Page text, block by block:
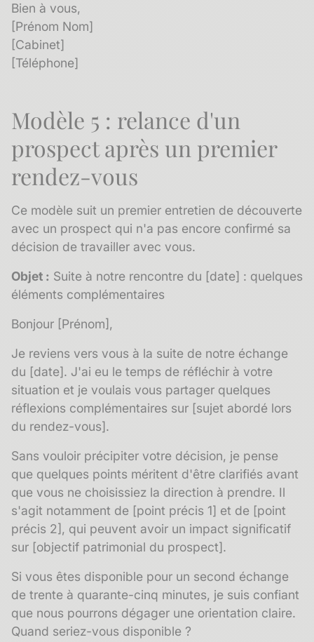
Bien à vous,
[Prénom Nom]
[Cabinet]
[Téléphone]
Modèle 5 : relance d'un
prospect après un premier
rendez-vous
Ce modèle suit un premier entretien de découverte
avec un prospect qui n'a pas encore confirmé sa
décision de travailler avec vous.
Objet : Suite à notre rencontre du [date] : quelques
éléments complémentaires
Bonjour [Prénom],
Je reviens vers vous à la suite de notre échange
du [date]. J'ai eu le temps de réfléchir à votre
situation et je voulais vous partager quelques
réflexions complémentaires sur [sujet abordé lors
du rendez-vous].
Sans vouloir précipiter votre décision, je pense
que quelques points méritent d'être clarifiés avant
que vous ne choisissiez la direction à prendre. Il
s'agit notamment de [point précis 1] et de [point
précis 2], qui peuvent avoir un impact significatif
sur [objectif patrimonial du prospect].
Si vous êtes disponible pour un second échange
de trente à quarante-cinq minutes, je suis confiant
que nous pourrons dégager une orientation claire.
Quand seriez-vous disponible ?